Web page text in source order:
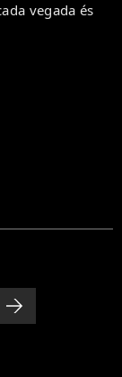
vegada és